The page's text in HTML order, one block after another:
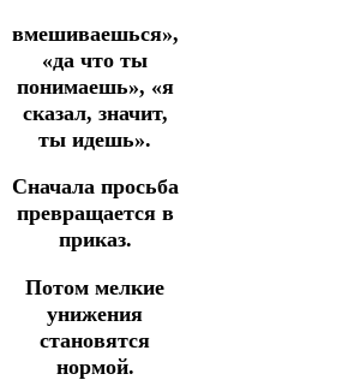
вмешиваешься»,
«да что ты
понимаешь», «я
сказал, значит,
ты идешь».
Сначала просьба
превращается в
приказ.
Потом мелкие
унижения
становятся
нормой.